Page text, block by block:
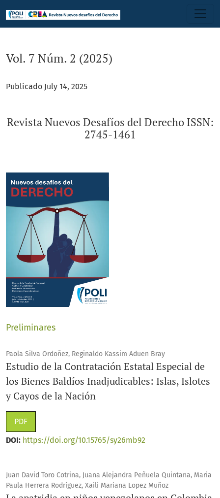
Vol. 7 Núm. 2 (2025)
Publicado July 14, 2025
Revista Nuevos Desafíos del Derecho ISSN:
2745-1461
Preliminares
Paola Silva Ordoñez, Reginaldo Kassim Aduen Bray
Estudio de la Contratación Estatal Especial de
los Bienes Baldíos Inadjudicables: Islas, Islotes
y Cayos de la Nación
PDF
DOI: https://doi.org/10.15765/sy26mb92
Juan David Toro Cotrina, Juana Alejandra Peñuela Quintana, Maria
Paula Herrera Rodríguez, Xaili Mariana Lopez Muñoz